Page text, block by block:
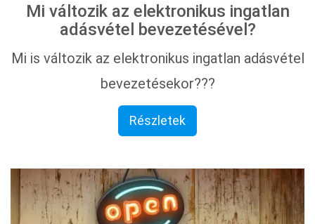
Mi változik az elektronikus ingatlan
adásvétel bevezetésével?
Mi is változik az elektronikus ingatlan adásvétel
bevezetésekor???
Részletek